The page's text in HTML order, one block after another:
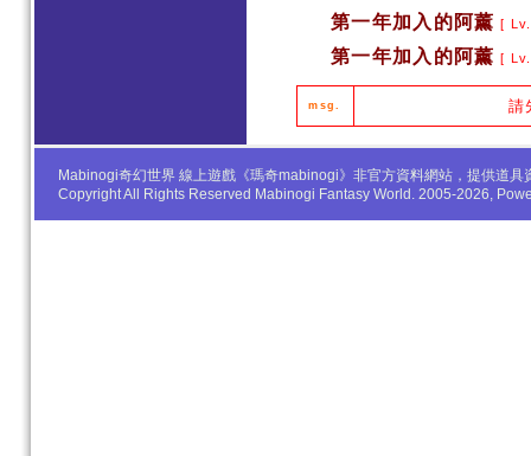
第一年加入的阿薰 [
第一年加入的阿薰 [
msg. 請
Mabinogi奇幻世界 線上遊戲《瑪奇mabinogi》非官方資料網站，提供道
Copyright All Rights Reserved Mabinogi Fantasy World. 2005-2026,